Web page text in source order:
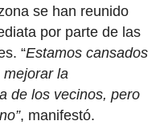
se han reunido
por parte de las
“Estamos cansados
la
de los vecinos, pero
, manifestó.